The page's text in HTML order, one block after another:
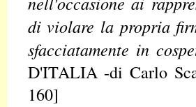
di violare la propria
sfacciatamente in
D'ITALIA -di Carlo
160]